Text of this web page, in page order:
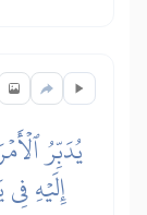
يُدَبِّرُ
إِلَيۡهِ